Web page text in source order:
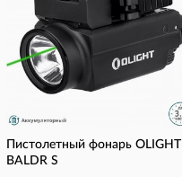
Пистолетный фонарь OLIGHT
BALDR S